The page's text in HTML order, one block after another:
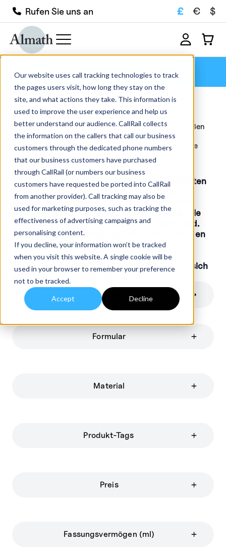
Our website uses call tracking technologies to track
the pages users visit, how long they stay on the
site, and what actions they take. This information is
used to improve the user experience and help us
better understand our audience. CallRail collects
the information on the callers that call our business
customers through the dedicated phone numbers
that our business customers have purchased
through CallRail (or numbers our business
customers have requested be ported into CallRail
from another provider). Call tracking may also be
used for marketing purposes, such as tracking the
effectiveness of advertising campaigns and
personalising content.
If you decline, your information won’t be tracked
when you visit this website. A single cookie will be
used in your browser to remember your preference
not to be tracked.
Accept Decline
Rufen Sie uns an £ € $
Pulver
Pulver
Stöbern Sie in unserem Online-Shop in unserem großen
Angebot an Hochleistungskeramik und feuerfesten
Tiegeln. Wir haben über 1000 Produkte auf Lager, die
schnell geliefert werden können, und stellen den
Großteil...
Bitte beachten Sie; obwohl wir uns nach Kräften
bemühen, die für jeden Artikel angegebenen
Maße so genau wie möglich anzugeben, wird
jedes Produkt von Hand gefertigt, weshalb alle
angegebenen Maße nur ungefähre Werte sind.
Die allgemeinen Fertigungstoleranzen betragen
etwa +/-10% der angegebenen Nennwerte.
Bei besonderen Anforderungen wenden Sie sich
bitte an
Kontakt
Filter
Formular
Material
Produkt-Tags
Preis
Fassungsvermögen (ml)